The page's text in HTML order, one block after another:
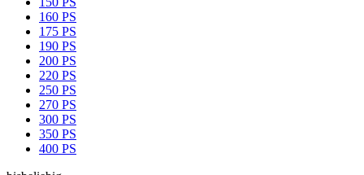
160 PS
175 PS
190 PS
200 PS
220 PS
250 PS
270 PS
300 PS
350 PS
400 PS